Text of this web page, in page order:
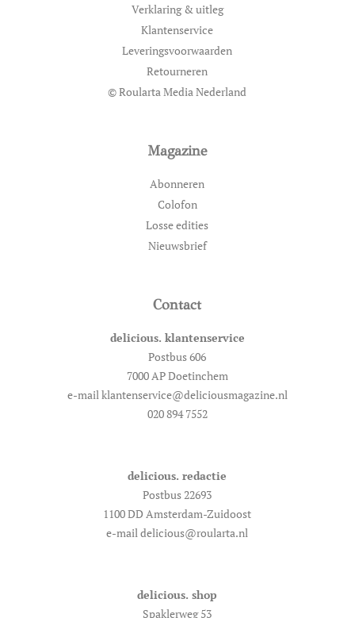
Verklaring & uitleg
Klantenservice
Leveringsvoorwaarden
Retourneren
© Roularta Media Nederland
Magazine
Abonneren
Colofon
Losse edities
Nieuwsbrief
Contact
delicious. klantenservice
Postbus 606
7000 AP Doetinchem
e-mail klantenservice@deliciousmagazine.nl
020 894 7552
delicious. redactie
Postbus 22693
1100 DD Amsterdam-Zuidoost
e-mail delicious@roularta.nl
delicious. shop
Spaklerweg 53